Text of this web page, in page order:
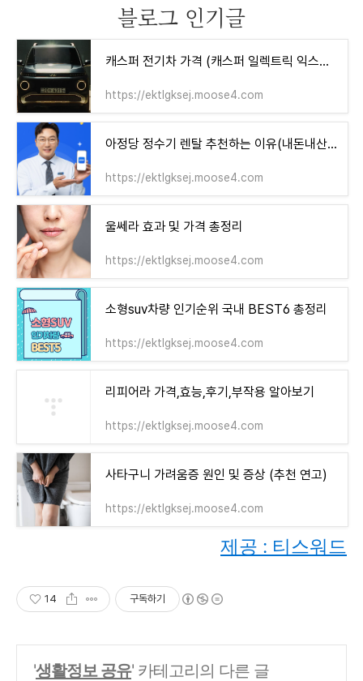
블로그 인기글
캐스퍼 전기차 가격 (캐스퍼 일렉트릭 익스테리어) 정리
https://ektlgksej.moose4.com
아정당 정수기 렌탈 추천하는 이유(내돈내산 후기 )
https://ektlgksej.moose4.com
울쎄라 효과 및 가격 총정리
https://ektlgksej.moose4.com
소형suv차량 인기순위 국내 BEST6 총정리
https://ektlgksej.moose4.com
리피어라 가격,효능,후기,부작용 알아보기
https://ektlgksej.moose4.com
사타구니 가려움증 원인 및 증상 (추천 연고)
https://ektlgksej.moose4.com
제공 : 티스워드
14 구독하기
'생활정보 공유' 카테고리의 다른 글